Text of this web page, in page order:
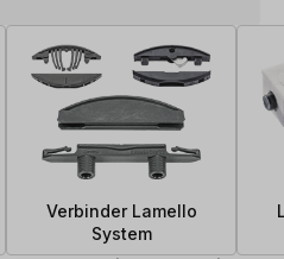
Verbinder Lamello
System